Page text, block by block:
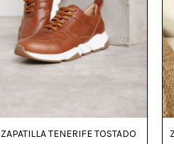
ZAPATILLA TENERIFE TOSTADO